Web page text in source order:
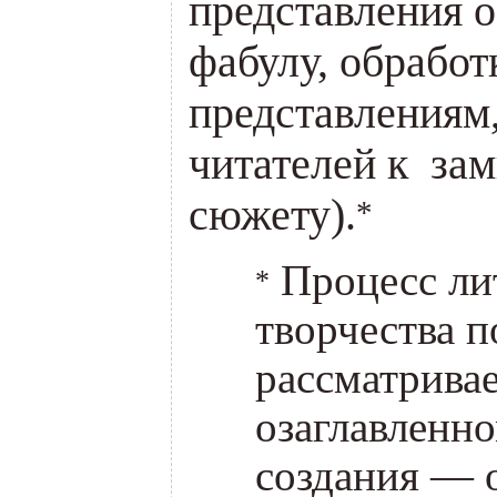
представления
фабулу,
читателей к
сюжету).*
* Процесс
творчества
создания —